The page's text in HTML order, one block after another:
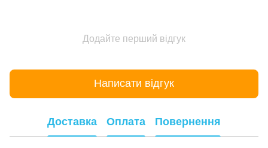
Додайте перший відгук
Написати відгук
Доставка Оплата Повернення